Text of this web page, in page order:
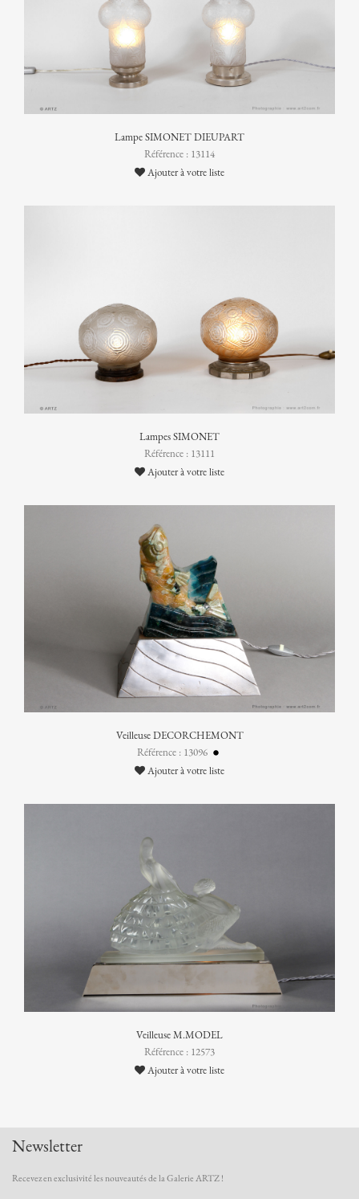
Lampe SIMONET DIEUPART
Référence : 13114
Ajouter à votre liste
Lampes SIMONET
Référence : 13111
Ajouter à votre liste
Veilleuse DECORCHEMONT
Référence : 13096
Ajouter à votre liste
Veilleuse M.MODEL
Référence : 12573
Ajouter à votre liste
Newsletter
Recevez en exclusivité les nouveautés de la Galerie ARTZ !